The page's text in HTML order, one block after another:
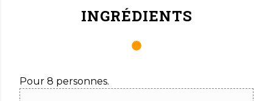
INGRÉDIENTS
Pour 8 personnes.